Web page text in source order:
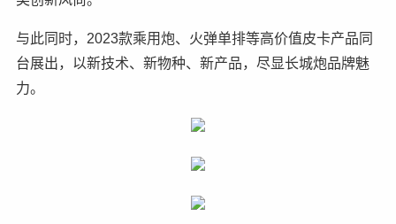
与此同时，2023款乘用炮、火弹单排等高价值皮卡产品同
台展出，以新技术、新物种、新产品，尽显长城炮品牌魅
力。